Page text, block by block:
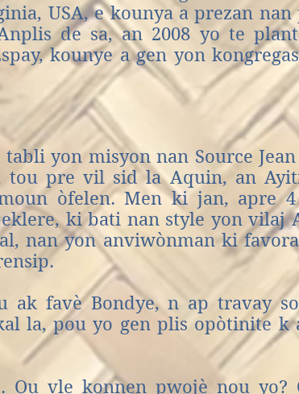
USA, e kounya a prezan nan
de sa, an 2008 yo te
kounye a gen yon
yon misyon nan Source
tou pre vil sid la Aquin, an
òfelen. Men ki jan, apre
ki bati nan style yon vilaj
nan yon anviwònman ki
ak favè Bondye, n ap travay
la, pou yo gen plis opòtinite k
Ou vle konnen pwojè nou